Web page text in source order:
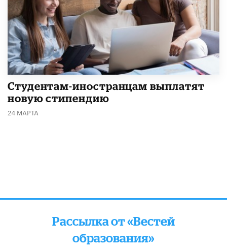
Студентам-иностранцам выплатят
новую стипендию
24 МАРТА
Рассылка от «Вестей
образования»